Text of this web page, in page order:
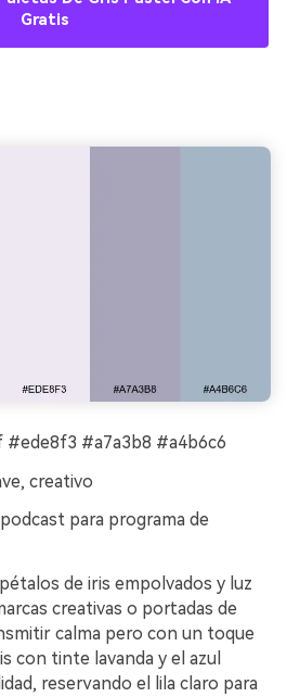
Gratis
#ede8f3 #a7a3b8 #a4b6c6
creativo
para programa de
de iris empolvados y luz
creativas o portadas de
calma pero con un toque
con tinte lavanda y el azul
reservando el lila claro para